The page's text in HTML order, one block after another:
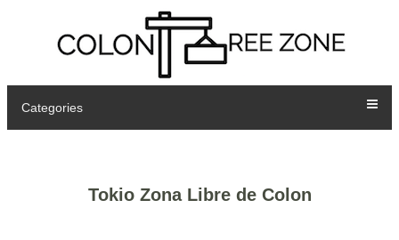
Categories
Tokio Zona Libre de Colon